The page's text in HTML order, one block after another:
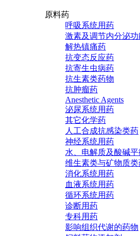
原料药
呼吸系统用药
激素及调节内分泌
解热镇痛药
抗变态反应药
抗寄生虫病药
抗生素类药物
抗肿瘤药
Anesthetic Agents
泌尿系统用药
其它化学药
人工合成抗感染类药
神经系统用药
水、电解质及酸碱
维生素类与矿物质类
消化系统用药
血液系统用药
循环系统用药
诊断用药
专科用药
影响组织代谢的药物